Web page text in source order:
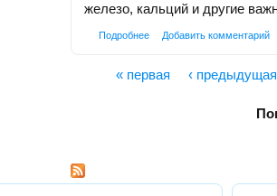
железо, кальций и другие
Подробнее Добавить комментарий
« первая ‹ предыдущая